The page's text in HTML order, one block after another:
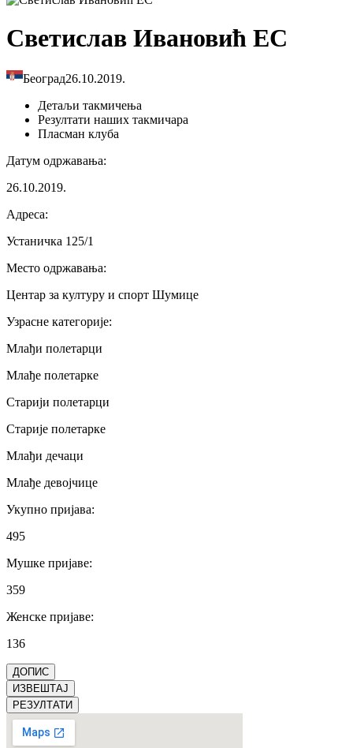
Светислав Ивановић ЕС
Београд26.10.2019.
Детаљи такмичења
Резултати наших такмичара
Пласман клуба
Датум одржавања:
26.10.2019.
Адреса:
Устаничка 125/1
Место одржавања:
Центар за културу и спорт Шумице
Узрасне категорије:
Млађи полетарци
Млађе полетарке
Старији полетарци
Старије полетарке
Млађи дечаци
Млађе девојчице
Укупно пријава:
495
Мушке пријаве:
359
Женске пријаве:
136
ДОПИС
ИЗВЕШТАЈ
РЕЗУЛТАТИ